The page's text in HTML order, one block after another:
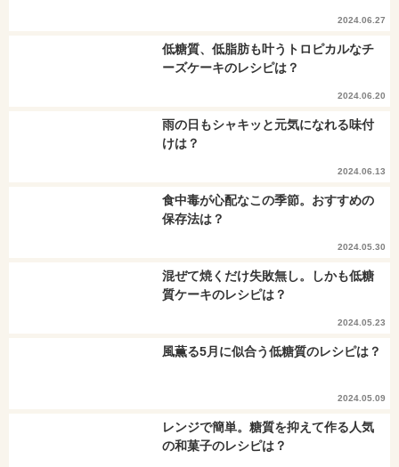
2024.06.27
低糖質、低脂肪も叶うトロピカルなチ
ーズケーキのレシピは？
2024.06.20
雨の日もシャキッと元気になれる味付
けは？
2024.06.13
食中毒が心配なこの季節。おすすめの
保存法は？
2024.05.30
混ぜて焼くだけ失敗無し。しかも低糖
質ケーキのレシピは？
2024.05.23
風薫る5月に似合う低糖質のレシピは？
2024.05.09
レンジで簡単。糖質を抑えて作る人気
の和菓子のレシピは？